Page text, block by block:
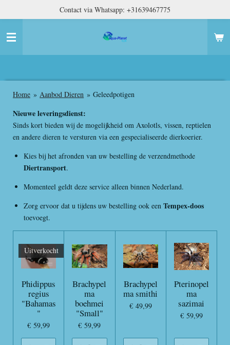
naar
hoofdinhoud
Contact via Whatsapp: +31639467775
Home » Aanbod Dieren » Geleedpotigen
Nieuwe leveringsdienst:
Sinds kort bieden wij de mogelijkheid om Axolotls, vissen, reptielen
en andere dieren te versturen via een gespecialiseerde dierkoerier.
Kies bij het afronden van uw bestelling de verzendmethode
Diertransport.
Momenteel geldt deze service alleen binnen Nederland.
Zorg ervoor dat u tijdens uw bestelling ook een Tempex-doos
toevoegt.
Uitverkocht
Phidippus
regius
"Bahamas
"
€ 59,99
Brachypel
ma
boehmei
"Small"
€ 59,99
Brachypel
ma smithi
€ 49,99
Pterinopel
ma
sazimai
€ 59,99